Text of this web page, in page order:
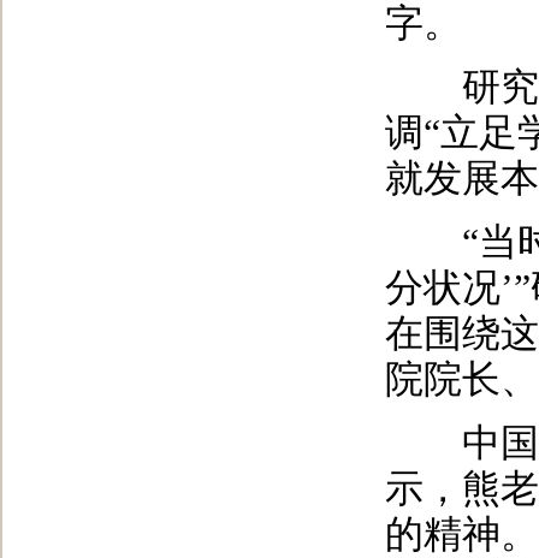
字。
研究
调“立足
就发展
“当时
分状况
在围绕
院院长
中国
示，熊
的精神